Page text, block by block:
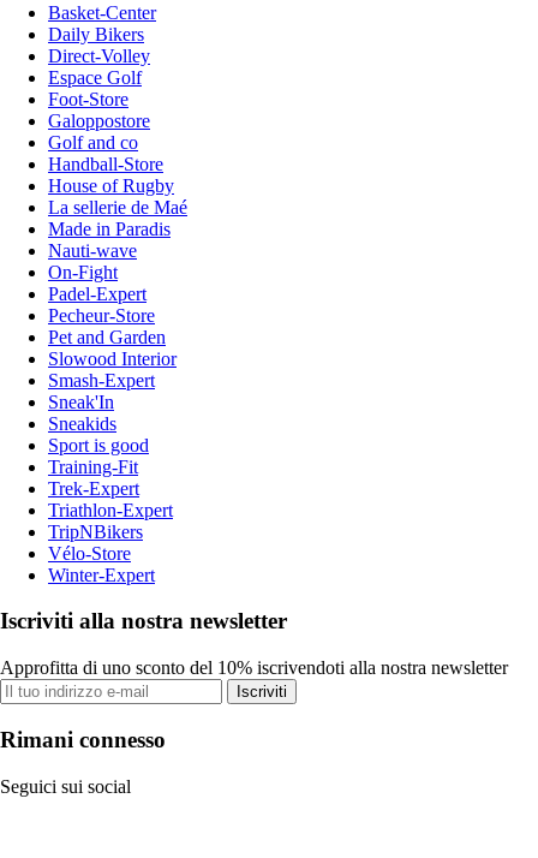
Basket-Center
Daily Bikers
Direct-Volley
Espace Golf
Foot-Store
Galoppostore
Golf and co
Handball-Store
House of Rugby
La sellerie de Maé
Made in Paradis
Nauti-wave
On-Fight
Padel-Expert
Pecheur-Store
Pet and Garden
Slowood Interior
Smash-Expert
Sneak'In
Sneakids
Sport is good
Training-Fit
Trek-Expert
Triathlon-Expert
TripNBikers
Vélo-Store
Winter-Expert
Iscriviti alla nostra newsletter
Approfitta di uno sconto del 10% iscrivendoti alla nostra newsletter
Iscriviti
Rimani connesso
Seguici sui social